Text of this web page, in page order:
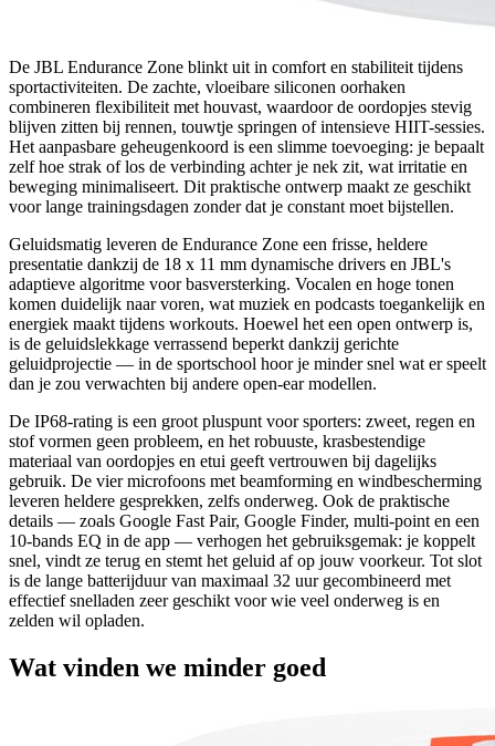
De JBL Endurance Zone blinkt uit in comfort en stabiliteit tijdens
sportactiviteiten. De zachte, vloeibare siliconen oorhaken
combineren flexibiliteit met houvast, waardoor de oordopjes stevig
blijven zitten bij rennen, touwtje springen of intensieve HIIT-sessies.
Het aanpasbare geheugenkoord is een slimme toevoeging: je bepaalt
zelf hoe strak of los de verbinding achter je nek zit, wat irritatie en
beweging minimaliseert. Dit praktische ontwerp maakt ze geschikt
voor lange trainingsdagen zonder dat je constant moet bijstellen.
Geluidsmatig leveren de Endurance Zone een frisse, heldere
presentatie dankzij de 18 x 11 mm dynamische drivers en JBL's
adaptieve algoritme voor basversterking. Vocalen en hoge tonen
komen duidelijk naar voren, wat muziek en podcasts toegankelijk en
energiek maakt tijdens workouts. Hoewel het een open ontwerp is,
is de geluidslekkage verrassend beperkt dankzij gerichte
geluidprojectie — in de sportschool hoor je minder snel wat er speelt
dan je zou verwachten bij andere open-ear modellen.
De IP68-rating is een groot pluspunt voor sporters: zweet, regen en
stof vormen geen probleem, en het robuuste, krasbestendige
materiaal van oordopjes en etui geeft vertrouwen bij dagelijks
gebruik. De vier microfoons met beamforming en windbescherming
leveren heldere gesprekken, zelfs onderweg. Ook de praktische
details — zoals Google Fast Pair, Google Finder, multi-point en een
10-bands EQ in de app — verhogen het gebruiksgemak: je koppelt
snel, vindt ze terug en stemt het geluid af op jouw voorkeur. Tot slot
is de lange batterijduur van maximaal 32 uur gecombineerd met
effectief snelladen zeer geschikt voor wie veel onderweg is en
zelden wil opladen.
Wat vinden we minder goed